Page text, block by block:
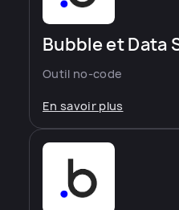
Bubble et Data
Outil no-code
En savoir plus